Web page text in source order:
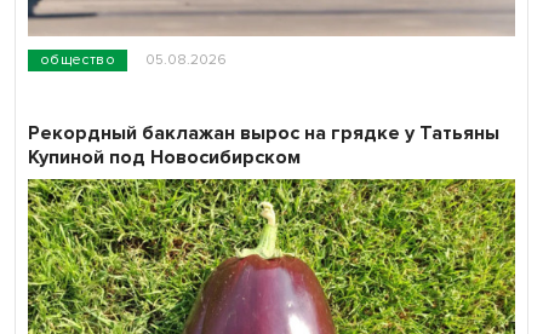
общество 05.08.2026
Рекордный баклажан вырос на грядке у Татьяны
Купиной под Новосибирском